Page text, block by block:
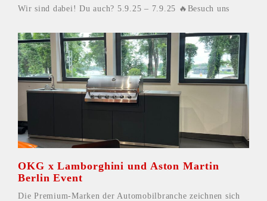
Wir sind dabei! Du auch? 5.9.25 – 7.9.25 🔥Besuch uns
OKG x Lamborghini und Aston Martin
Berlin Event
Die Premium-Marken der Automobilbranche zeichnen sich